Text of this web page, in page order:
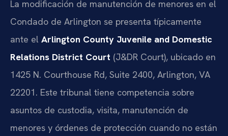
La modificación de manutención de menores en el
Condado de Arlington se presenta típicamente
ante el Arlington County Juvenile and Domestic
Relations District Court (J&DR Court), ubicado en
1425 N. Courthouse Rd, Suite 2400, Arlington, VA
22201. Este tribunal tiene competencia sobre
asuntos de custodia, visita, manutención de
menores y órdenes de protección cuando no están